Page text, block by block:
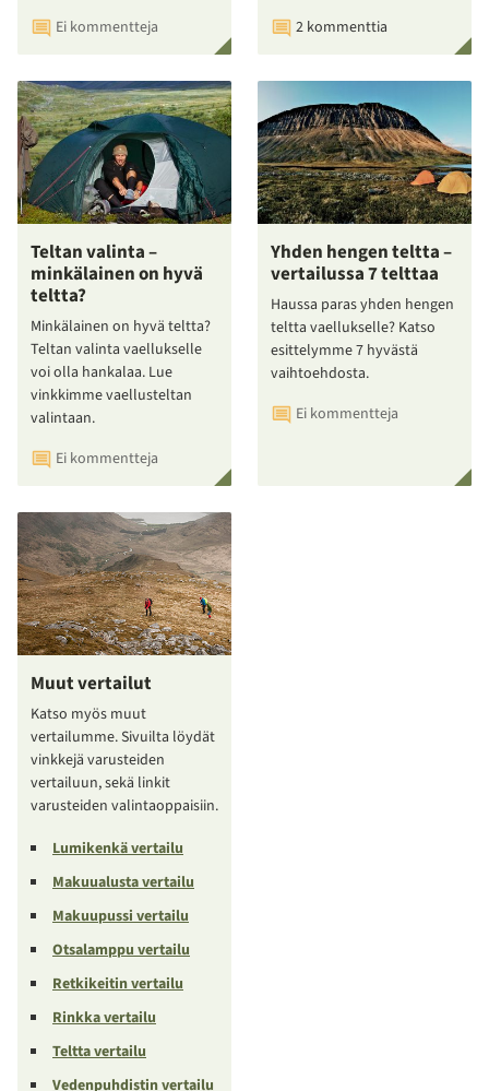
Ei kommentteja
2 kommenttia
Teltan valinta –
minkälainen on hyvä
teltta?
Minkälainen on hyvä teltta?
Teltan valinta vaellukselle
voi olla hankalaa. Lue
vinkkimme vaellusteltan
valintaan.
Ei kommentteja
Yhden hengen teltta –
vertailussa 7 telttaa
Haussa paras yhden hengen
teltta vaellukselle? Katso
esittelymme 7 hyvästä
vaihtoehdosta.
Ei kommentteja
Muut vertailut
Katso myös muut
vertailumme. Sivuilta löydät
vinkkejä varusteiden
vertailuun, sekä linkit
varusteiden valintaoppaisiin.
Lumikenkä vertailu
Makuualusta vertailu
Makuupussi vertailu
Otsalamppu vertailu
Retkikeitin vertailu
Rinkka vertailu
Teltta vertailu
Vedenpuhdistin vertailu